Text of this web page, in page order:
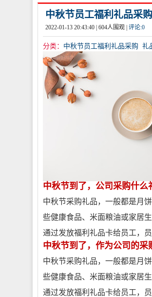
中秋节员工福利礼品采
2022-01-13 20:43:40 | 604人围观 | 评论:0
分类： 中秋节员工福利礼品采购 礼
中秋节到了，公司采购什么
中秋节采购礼品，一般都是月
些健康食品、米面粮油或家居
通过发放福利礼品卡给员工，员
中秋节到了，作为公司的
中秋节采购礼品，一般都是月
些健康食品、米面粮油或家居
通过发放福利礼品卡给员工，员